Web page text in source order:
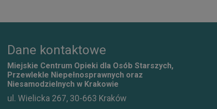
Dane kontaktowe
Miejskie Centrum Opieki dla Osób Starszych,
Przewlekle Niepełnosprawnych oraz
Niesamodzielnych w Krakowie
ul. Wielicka 267, 30-663 Kraków